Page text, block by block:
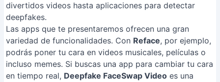
divertidos videos hasta aplicaciones para detectar
deepfakes.
Las apps que te presentaremos ofrecen una gran
variedad de funcionalidades. Con Reface, por ejemplo,
podrás poner tu cara en videos musicales, películas o
incluso memes. Si buscas una app para cambiar tu cara
en tiempo real, Deepfake FaceSwap Video es una